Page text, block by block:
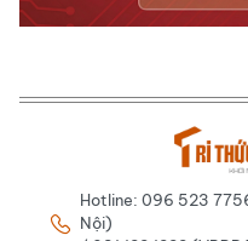
Hotline: 096 523
Nội)